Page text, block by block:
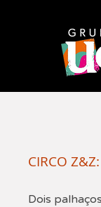
CIRCO Z&Z:
Dois